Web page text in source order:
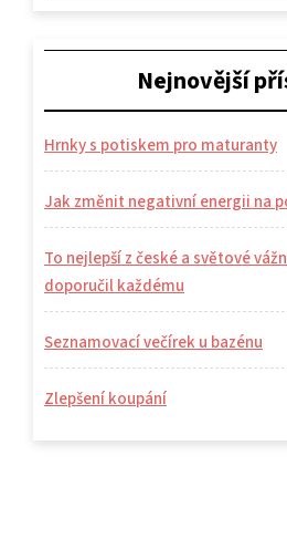
Nejnovější
Hrnky s potiskem pro maturanty
Jak změnit negativní energii na
To nejlepší z české a světové
doporučil každému
Seznamovací večírek u bazénu
Zlepšení koupání